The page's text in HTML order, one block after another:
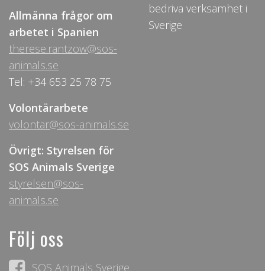
Allmänna frågor om
arbetet i Spanien
therese.rantzow@sos-
animals.se
Tel: +34 653 25 78 75
Volontärarbete
volontar@sos-animals.se
Övrigt: Styrelsen för
SOS Animals Sverige
styrelsen@sos-
animals.se
bedriva verksamhet i
Sverige
Följ oss
SOS Animals Sverige